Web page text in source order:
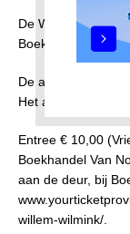
De Wilmink-avond
Boekhandel van
De avond begint
Het adres is
Entree € 10,00
Boekhandel Van
aan de deur, bij
willem-wilmink/.